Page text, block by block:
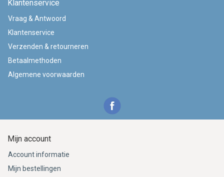
Klantenservice
Vraag & Antwoord
Klantenservice
Verzenden & retourneren
Betaalmethoden
Algemene voorwaarden
Mijn account
Account informatie
Mijn bestellingen